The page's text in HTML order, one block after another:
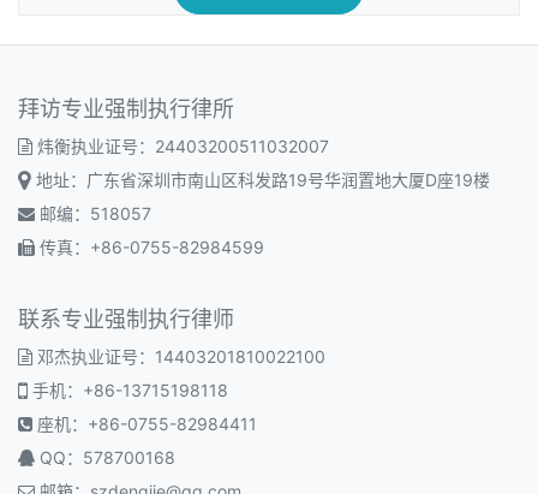
拜访专业强制执行律所
炜衡执业证号：24403200511032007
地址：广东省深圳市南山区科发路19号华润置地大厦D座19楼
邮编：518057
传真：+86-0755-82984599
联系专业强制执行律师
邓杰执业证号：14403201810022100
手机：+86-13715198118
座机：+86-0755-82984411
QQ：578700168